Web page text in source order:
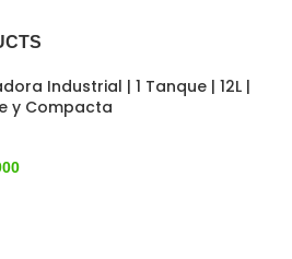
Industrial | 1 Tanque | 12L |
y Compacta